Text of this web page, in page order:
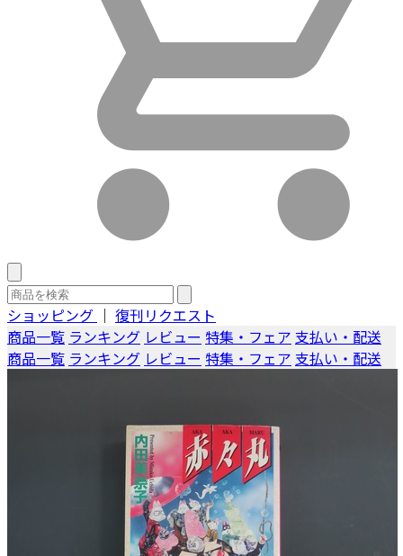
ショッピング ｜ 復刊リクエスト
商品一覧 ランキング レビュー 特集・フェア 支払い・配送
商品一覧 ランキング レビュー 特集・フェア 支払い・配送